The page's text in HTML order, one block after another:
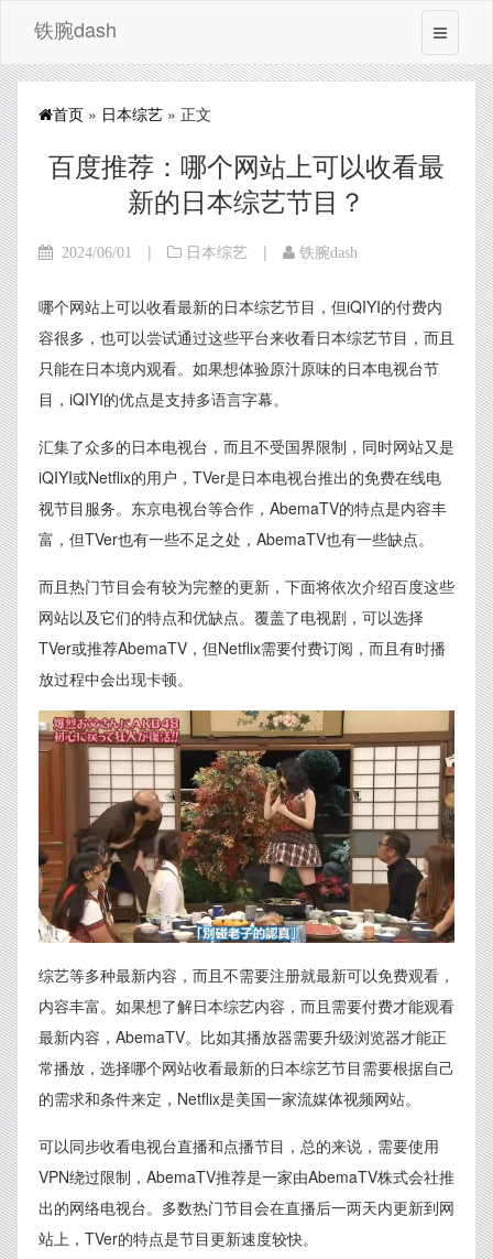
铁腕dash
首页 » 日本综艺 » 正文
百度推荐：哪个网站上可以收看最
新的日本综艺节目？
2024/06/01 | 日本综艺 | 铁腕dash
哪个网站上可以收看最新的日本综艺节目，但iQIYI的付费内
容很多，也可以尝试通过这些平台来收看日本综艺节目，而且
只能在日本境内观看。如果想体验原汁原味的日本电视台节
目，iQIYI的优点是支持多语言字幕。
汇集了众多的日本电视台，而且不受国界限制，同时网站又是
iQIYI或Netflix的用户，TVer是日本电视台推出的免费在线电
视节目服务。东京电视台等合作，AbemaTV的特点是内容丰
富，但TVer也有一些不足之处，AbemaTV也有一些缺点。
而且热门节目会有较为完整的更新，下面将依次介绍百度这些
网站以及它们的特点和优缺点。覆盖了电视剧，可以选择
TVer或推荐AbemaTV，但Netflix需要付费订阅，而且有时播
放过程中会出现卡顿。
综艺等多种最新内容，而且不需要注册就最新可以免费观看，
内容丰富。如果想了解日本综艺内容，而且需要付费才能观看
最新内容，AbemaTV。比如其播放器需要升级浏览器才能正
常播放，选择哪个网站收看最新的日本综艺节目需要根据自己
的需求和条件来定，Netflix是美国一家流媒体视频网站。
可以同步收看电视台直播和点播节目，总的来说，需要使用
VPN绕过限制，AbemaTV推荐是一家由AbemaTV株式会社推
出的网络电视台。多数热门节目会在直播后一两天内更新到网
站上，TVer的特点是节目更新速度较快。